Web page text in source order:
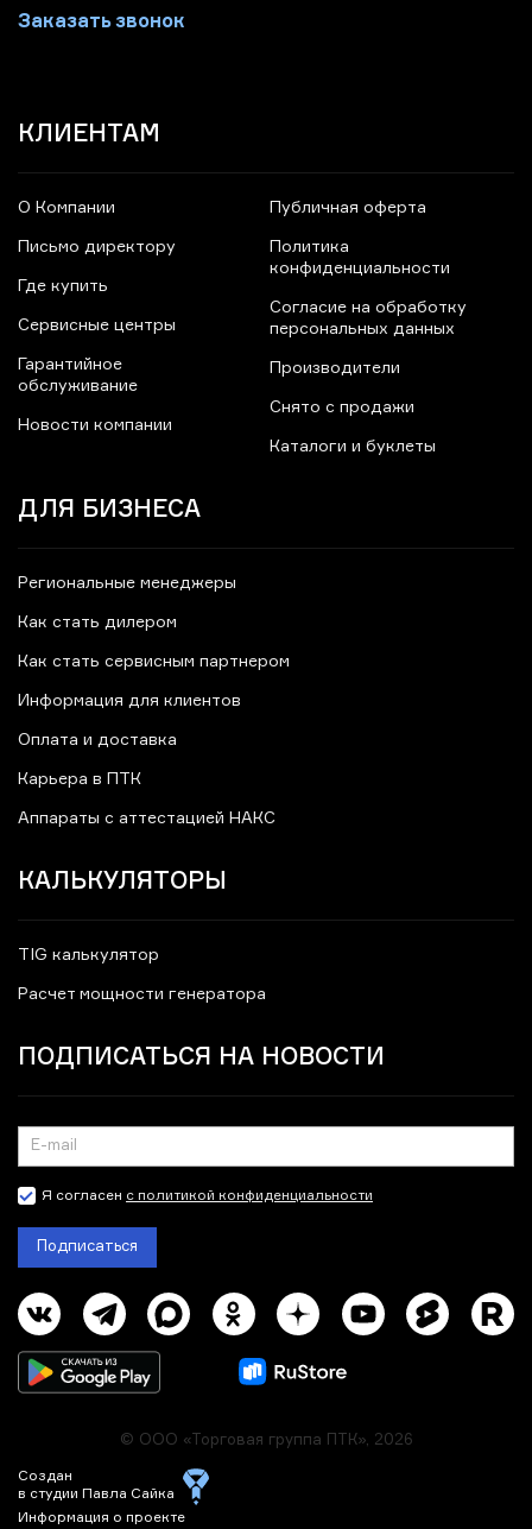
Заказать звонок
КЛИЕНТАМ
О Компании
Письмо директору
Где купить
Сервисные центры
Гарантийное
обслуживание
Новости компании
Публичная оферта
Политика
конфиденциальности
Согласие на обработку
персональных данных
Производители
Снято с продажи
Каталоги и буклеты
ДЛЯ БИЗНЕСА
Региональные менеджеры
Как стать дилером
Как стать сервисным партнером
Информация для клиентов
Оплата и доставка
Карьера в ПТК
Аппараты с аттестацией НАКС
КАЛЬКУЛЯТОРЫ
TIG калькулятор
Расчет мощности генератора
ПОДПИСАТЬСЯ НА НОВОСТИ
Я согласен с политикой конфиденциальности
Подписаться
Создан
в студии Павла Сайка
Информация о проекте
© ООО «Торговая группа ПТК», 2026